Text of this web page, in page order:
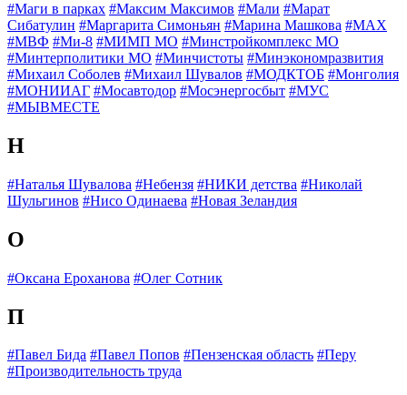
#Маги в парках #Максим Максимов #Мали #Марат
Сибатулин #Маргарита Симоньян #Марина Машкова #МАХ
#МВФ #Ми-8 #МИМП МО #Минстройкомплекс МО
#Минтерполитики МО #Минчистоты #Минэкономразвития
#Михаил Соболев #Михаил Шувалов #МОДКТОБ #Монголия
#МОНИИАГ #Мосавтодор #Мосэнергосбыт #МУС
#МЫВМЕСТЕ
Н
#Наталья Шувалова #Небензя #НИКИ детства #Николай
Шульгинов #Нисо Одинаева #Новая Зеландия
О
#Оксана Ероханова #Олег Сотник
П
#Павел Бида #Павел Попов #Пензенская область #Перу
#Производительность труда